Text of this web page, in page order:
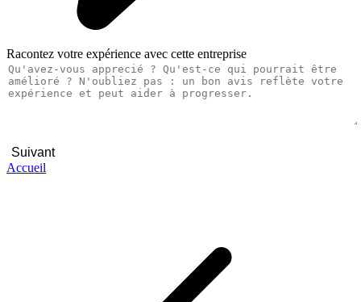
Racontez votre expérience avec cette entreprise
Suivant
Accueil